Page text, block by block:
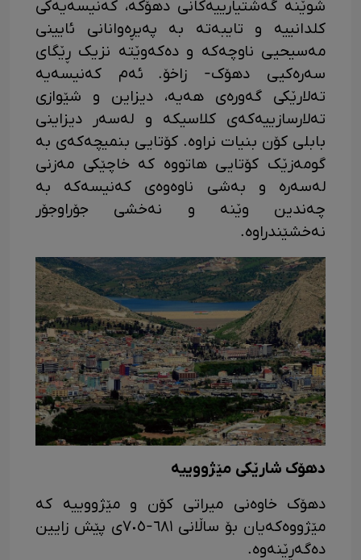
شوێنە گەشتیارییەکانی دهۆکە، کەنیسەیەکی
کلدانییە و تایبەتە بە پەیڕەوانانی ئایینی
مەسیحیی ناوچەکە و دەکەوێتە نزیک ڕێگای
سەرەکیی دهۆک- زاخۆ. ئەم کەنیسەیە
تەلارێکی گەورەی هەیە، دیزاین و شێوازی
تەلارسازییەکەی کلاسیکە و لەسەر دیزاینی
بابلی کۆن بنیات نراوە. کۆتایی بنمیچەکەی بە
گومەزێک کۆتایی هاتووە کە خاچێکی مەزنی
لەسەرە و بەشی ناوەوەی کەنیسەکە بە
چەندین وێنە و نەخشی جۆراوجۆر
نەخشێندراوە.
دهۆک شارێکی مێژووییە
دهۆک خاوەنی میراتی کۆن و مێژووییە کە
مێژووەکەیان بۆ ساڵانی ٦٨١-٧٠٥ی پێش زایین
دەگەڕێنەوە.